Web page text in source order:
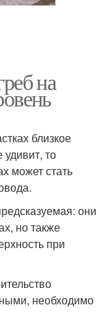
на
близкое
то
может стать
они
но также
при
необходимо